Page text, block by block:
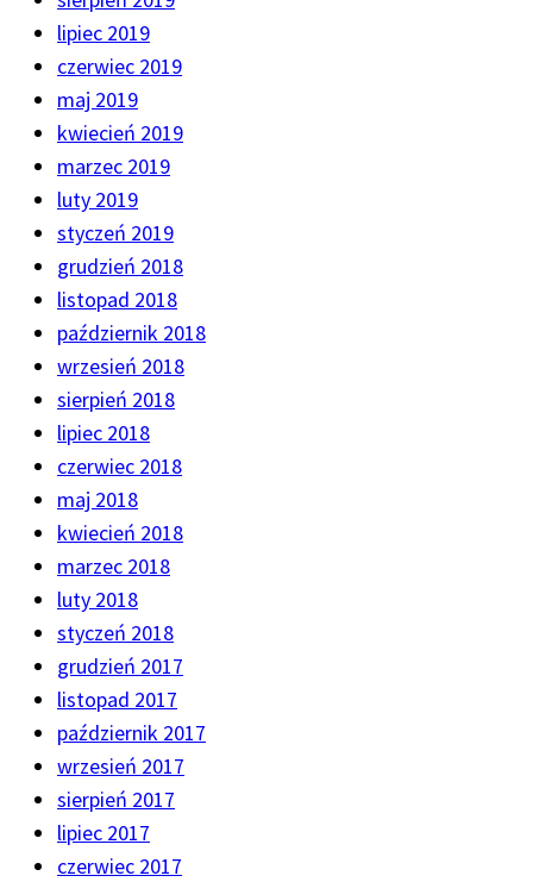
lipiec 2019
czerwiec 2019
maj 2019
kwiecień 2019
marzec 2019
luty 2019
styczeń 2019
grudzień 2018
listopad 2018
październik 2018
wrzesień 2018
sierpień 2018
lipiec 2018
czerwiec 2018
maj 2018
kwiecień 2018
marzec 2018
luty 2018
styczeń 2018
grudzień 2017
listopad 2017
październik 2017
wrzesień 2017
sierpień 2017
lipiec 2017
czerwiec 2017